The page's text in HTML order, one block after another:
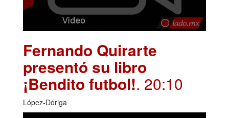
Fernando Quirarte
presentó su libro
¡Bendito futbol!. 20:10
López-Dóriga